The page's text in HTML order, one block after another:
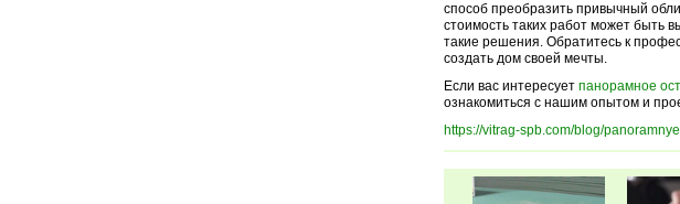
способ преобразить привычный
стоимость таких работ может быть
такие решения. Обратитесь к
создать дом своей мечты.
Если вас интересует панорамное
ознакомиться с нашим опытом и
https://vitrag-spb.com/blog/